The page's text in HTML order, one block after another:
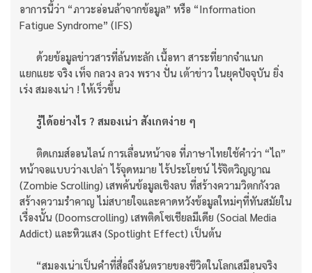
อาการนี้ว่า “ภาวะอ่อนล้าจากข้อมูล” หรือ “Information
Fatigue Syndrome” (IFS)
ด้วยข้อมูลข่าวสารที่ล้นทะลัก เนื้อหา สาระที่ยากจำแนก
แยกแยะ จริง เท็จ กลวง ลวง พราง ปั่น เต้าข่าว ในยุคปัจจุบัน ยิ่ง
เร่ง สมองเน่า ! ให้เร็วขึ้น
รู้ได้อย่างไร ? สมองเน่า สังเกตง่าย ๆ
ติดเกมส์ออนไลน์ การเลื่อนหน้าจอ ที่ภาษาไทยใช้คำว่า “ไถ”
หน้าจอแบบว่างเปล่า ไร้จุดหมาย ไร้ประโยชน์ ไร้จิตวิญญาณ
(Zombie Scrolling) เสพค้นข้อมูลเชิงลบ ที่สร้างความวิตกกังวล
สร้างความรำคาญ ไม่สบายใจและคาดหวังข้อมูลใหม่ๆที่ทันสมัยใน
เรื่องนั้น (Doomscrolling) เสพติดโซเชียลมีเดีย (Social Media
Addict) และหิวแสง (Spotlight Effect) เป็นต้น
“สมองเน่าเป็นคำที่สื่อถึงอันตรายของชีวิตในโลกเสมือนจริง